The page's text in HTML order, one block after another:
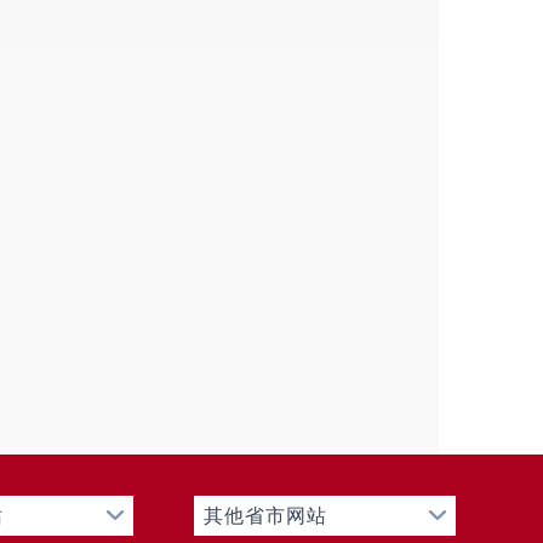
上竞买申请（即通过网上交易系统进
请。
其他省市网站